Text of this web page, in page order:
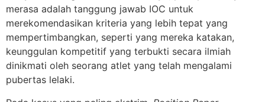
merasa adalah tanggung jawab IOC untuk
merekomendasikan kriteria yang lebih tepat yang
mempertimbangkan, seperti yang mereka katakan,
keunggulan kompetitif yang terbukti secara ilmiah
dinikmati oleh seorang atlet yang telah mengalami
pubertas lelaki.